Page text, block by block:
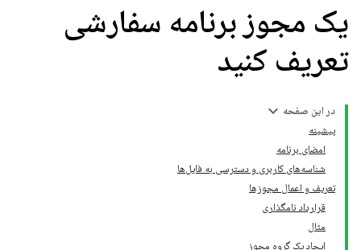
یک مجوز برنامه سفارشی
تعریف کنید
در این صفحه
پیشینه
امضای برنامه
شناسه‌های کاربری و دسترسی به فایل‌ها
تعریف و اعمال مجوزها
قرارداد نامگذاری
مثال
ایجاد یک گروه مجوز